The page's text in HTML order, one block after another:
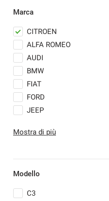
Marca
CITROEN
ALFA ROMEO
AUDI
BMW
FIAT
FORD
JEEP
LAND ROVER
NISSAN
OPEL
Mostra di più
Modello
C3